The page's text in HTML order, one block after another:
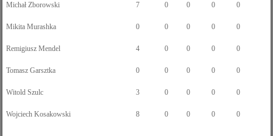
Michał Zborowski 7 0 0 0 0
Mikita Murashka 0 0 0 0 0
Remigiusz Mendel 4 0 0 0 0
Tomasz Garsztka 0 0 0 0 0
Witold Szulc 3 0 0 0 0
Wojciech Kosakowski 8 0 0 0 0